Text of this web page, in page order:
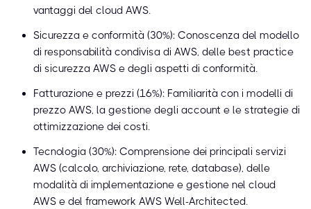
vantaggi del cloud AWS.
Sicurezza e conformità (30%): Conoscenza del modello
di responsabilità condivisa di AWS, delle best practice
di sicurezza AWS e degli aspetti di conformità.
Fatturazione e prezzi (16%): Familiarità con i modelli di
prezzo AWS, la gestione degli account e le strategie di
ottimizzazione dei costi.
Tecnologia (30%): Comprensione dei principali servizi
AWS (calcolo, archiviazione, rete, database), delle
modalità di implementazione e gestione nel cloud
AWS e del framework AWS Well-Architected.